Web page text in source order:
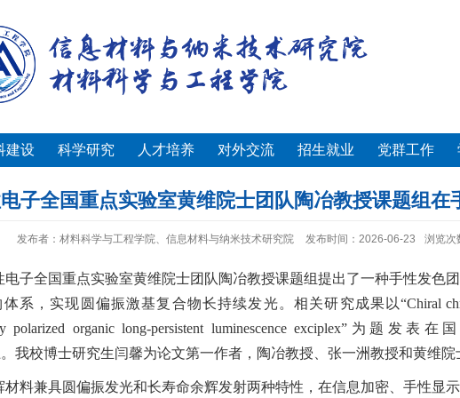
建设 科学研究 人才培养 对外交流 招生就业 党群工作
电子全国重点实验室黄维院士团队陶冶教授课题组
发布者：材料科学与工程学院、信息材料与纳米技术研究院 发布时间：2026-06-23 浏览次
电子全国重点实验室黄维院士团队陶冶教授课题组提出了一种手性发色
系，实现圆偏振激基复合物长持续发光。相关研究成果以“Chiral
polarized organic long-persistent luminescence exciplex” 为题发表在
我校博士研究生闫馨为论文第一作者，陶冶教授、张一洲教授和黄维
材料兼具圆偏振发光和长寿命余辉发射两种特性，在信息加密、手性显